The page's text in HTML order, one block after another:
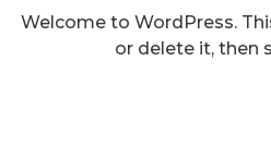
Welcome to WordPress.
or delete it, then